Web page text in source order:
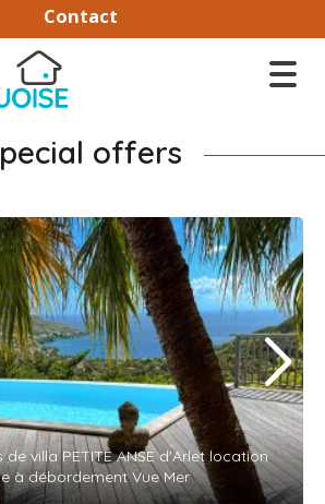
Contact
offers
de villa PETITE ANSE d'Arlet location
à débordement Vue Mer